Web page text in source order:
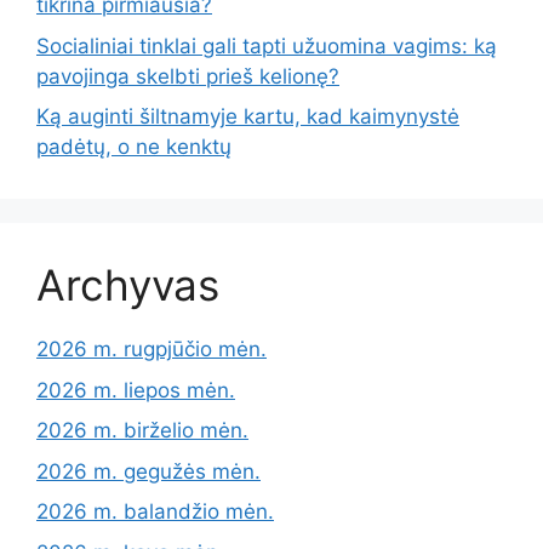
tikrina pirmiausia?
Socialiniai tinklai gali tapti užuomina vagims: ką
pavojinga skelbti prieš kelionę?
Ką auginti šiltnamyje kartu, kad kaimynystė
padėtų, o ne kenktų
Archyvas
2026 m. rugpjūčio mėn.
2026 m. liepos mėn.
2026 m. birželio mėn.
2026 m. gegužės mėn.
2026 m. balandžio mėn.